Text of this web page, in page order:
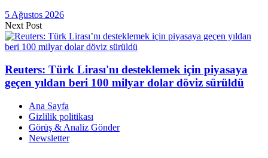
5 Ağustos 2026
Next Post
Reuters: Türk Lirası'nı desteklemek için piyasaya
geçen yıldan beri 100 milyar dolar döviz sürüldü
Ana Sayfa
Gizlilik politikası
Görüş & Analiz Gönder
Newsletter